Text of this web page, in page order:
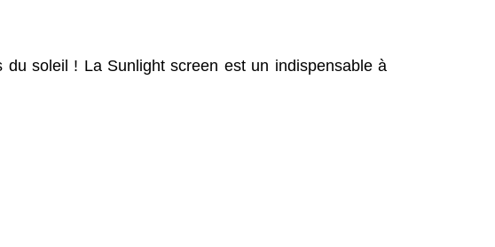
soleil ! La Sunlight screen est un indispensable à